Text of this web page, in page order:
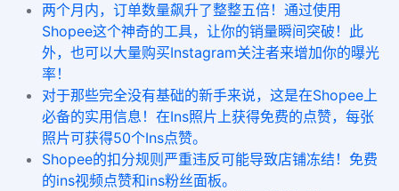
两个月内，订单数量飙升了整整五倍！通过使用
Shopee这个神奇的工具，让你的销量瞬间突破！此
外，也可以大量购买Instagram关注者来增加你的曝光
率！
对于那些完全没有基础的新手来说，这是在Shopee上
必备的实用信息！在Ins照片上获得免费的点赞，每张
照片可获得50个Ins点赞。
Shopee的扣分规则严重违反可能导致店铺冻结！免费
的ins视频点赞和ins粉丝面板。